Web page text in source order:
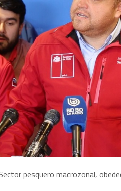
pesquero macrozonal,